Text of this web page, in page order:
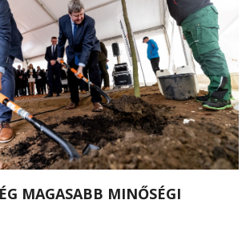
MAGASABB MINŐSÉGI